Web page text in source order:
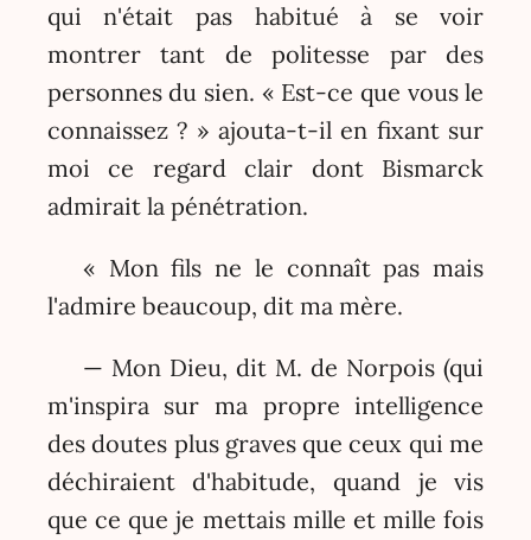
qui n'était pas habitué à se voir
montrer tant de politesse par des
personnes du sien. « Est-ce que vous le
connaissez ? » ajouta-t-il en fixant sur
moi ce regard clair dont Bismarck
admirait la pénétration.
« Mon fils ne le connaît pas mais
l'admire beaucoup, dit ma mère.
— Mon Dieu, dit M. de Norpois (qui
m'inspira sur ma propre intelligence
des doutes plus graves que ceux qui me
déchiraient d'habitude, quand je vis
que ce que je mettais mille et mille fois